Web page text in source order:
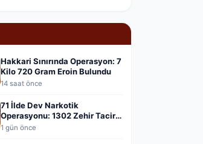
Hakkari Sınırında Operasyon: 7
Kilo 720 Gram Eroin Bulundu
14 saat önce
71 İlde Dev Narkotik
Operasyonu: 1302 Zehir Taciri
Yakalandı
1 gün önce